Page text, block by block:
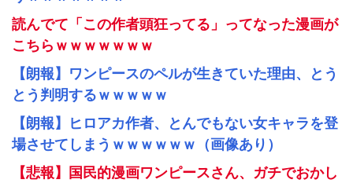
読んでて「この作者頭狂ってる」ってなった漫画が
こちらｗｗｗｗｗｗｗ
【朗報】ワンピースのペルが生きていた理由、とう
とう判明するｗｗｗｗｗ
【朗報】ヒロアカ作者、とんでもない女キャラを登
場させてしまうｗｗｗｗｗｗ（画像あり）
【悲報】国民的漫画ワンピースさん、ガチでおかし